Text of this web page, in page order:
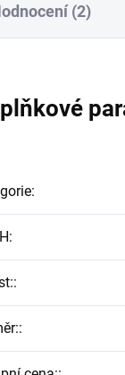
(2)
:
:
:
: